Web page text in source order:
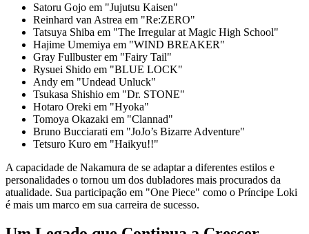
Satoru Gojo em "Jujutsu Kaisen"
Reinhard van Astrea em "Re:ZERO"
Tatsuya Shiba em "The Irregular at Magic High School"
Hajime Umemiya em "WIND BREAKER"
Gray Fullbuster em "Fairy Tail"
Rysuei Shido em "BLUE LOCK"
Andy em "Undead Unluck"
Tsukasa Shishio em "Dr. STONE"
Hotaro Oreki em "Hyoka"
Tomoya Okazaki em "Clannad"
Bruno Bucciarati em "JoJo’s Bizarre Adventure"
Tetsuro Kuro em "Haikyu!!"
A capacidade de Nakamura de se adaptar a diferentes estilos e
personalidades o tornou um dos dubladores mais procurados da
atualidade. Sua participação em "One Piece" como o Príncipe Loki
é mais um marco em sua carreira de sucesso.